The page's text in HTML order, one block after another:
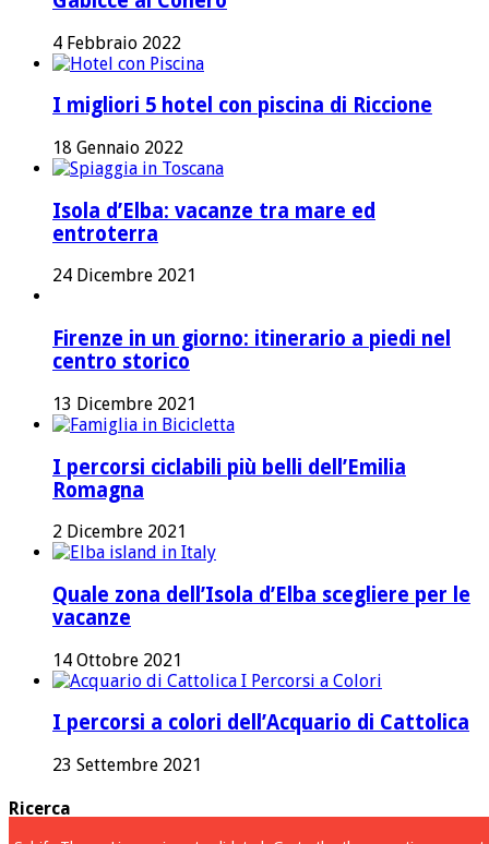
4 Febbraio 2022
I migliori 5 hotel con piscina di Riccione
18 Gennaio 2022
Isola d’Elba: vacanze tra mare ed
entroterra
24 Dicembre 2021
Firenze in un giorno: itinerario a piedi nel
centro storico
13 Dicembre 2021
I percorsi ciclabili più belli dell’Emilia
Romagna
2 Dicembre 2021
Quale zona dell’Isola d’Elba scegliere per le
vacanze
14 Ottobre 2021
I percorsi a colori dell’Acquario di Cattolica
23 Settembre 2021
Ricerca